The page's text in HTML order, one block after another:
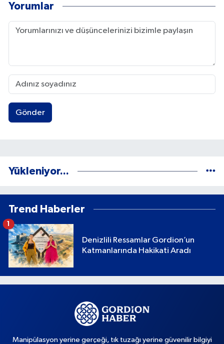
Yorumlar
Gönder
Yükleniyor...
Trend Haberler
Denizlili Ressamlar Gordion’un
Katmanlarında Hakikati Aradı
1
Manipülasyon yerine gerçeği, tık tuzağı yerine güvenilir bilgiyi